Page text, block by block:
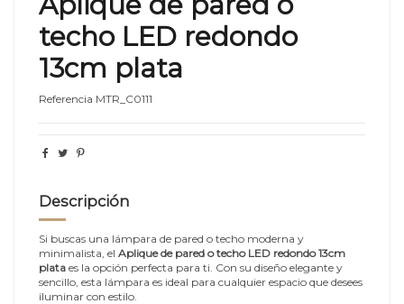
techo LED redondo
13cm plata
Referencia MTR_C0111
Descripción
Si buscas una lámpara de pared o techo moderna y
minimalista, el Aplique de pared o techo LED redondo 13cm
plata es la opción perfecta para ti. Con su diseño elegante y
sencillo, esta lámpara es ideal para cualquier espacio que desees
iluminar con estilo.